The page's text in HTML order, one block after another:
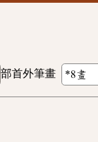
部首外筆畫